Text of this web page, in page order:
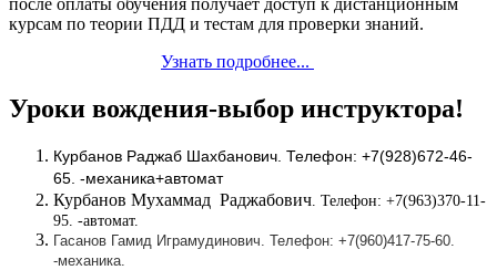
курсам по теории ПДД и тестам для проверки знаний.
Узнать подробнее...
Уроки вождения-выбор инструктора!
Курбанов Раджаб Шахбанович. Телефон: +7(928)672-46-
65. -механика+автомат
Курбанов Мухаммад Раджабович . Телефон: +7(963)370-11-
95. -автомат.
Гасанов Гамид Играмудинович. Телефон: +7(960)417-75-60.
-механика.